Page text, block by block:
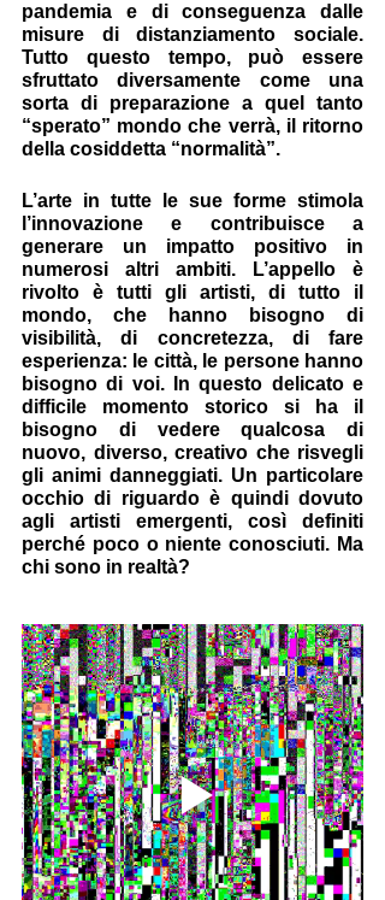
pandemia e di conseguenza dalle
misure di distanziamento sociale.
Tutto questo tempo, può essere
sfruttato diversamente come una
sorta di preparazione a quel tanto
“sperato” mondo che verrà, il ritorno
della cosiddetta “normalità”.
L’arte in tutte le sue forme stimola
l’innovazione e contribuisce a
generare un impatto positivo in
numerosi altri ambiti. L’appello è
rivolto è tutti gli artisti, di tutto il
mondo, che hanno bisogno di
visibilità, di concretezza, di fare
esperienza: le città, le persone hanno
bisogno di voi. In questo delicato e
difficile momento storico si ha il
bisogno di vedere qualcosa di
nuovo, diverso, creativo che risvegli
gli animi danneggiati. Un particolare
occhio di riguardo è quindi dovuto
agli artisti emergenti, così definiti
perché poco o niente conosciuti. Ma
chi sono in realtà?